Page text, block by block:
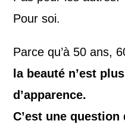
Pour soi.
Parce qu’à 50 ans,
la beauté n’est
d’apparence.
C’est une question